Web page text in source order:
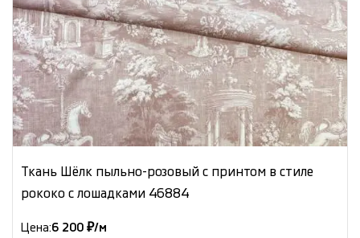
Ткань Шёлк пыльно-розовый с принтом в стиле
рококо с лошадками 46884
Цена:6 200 ₽/м